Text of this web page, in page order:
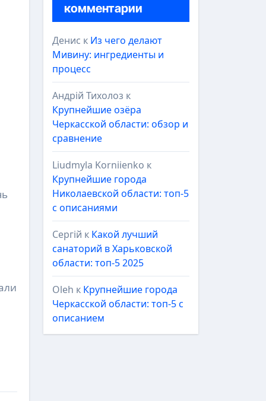
комментарии
Денис к Из чего делают
Мивину: ингредиенты и
процесс
Андрій Тихолоз к
Крупнейшие озёра
Черкасской области: обзор и
сравнение
Liudmyla Korniienko к
Крупнейшие города
Николаевской области: топ-5
с описаниями
Сергій к Какой лучший
санаторий в Харьковской
области: топ-5 2025
Oleh к Крупнейшие города
Черкасской области: топ-5 с
описанием